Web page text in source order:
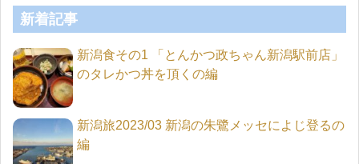
新着記事
新潟食その1 「とんかつ政ちゃん新潟駅前店」
のタレかつ丼を頂くの編
新潟旅2023/03 新潟の朱鷺メッセによじ登るの
編